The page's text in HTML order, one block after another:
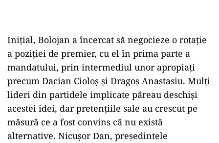
Inițial, Bolojan a încercat să negocieze o rotație
a poziției de premier, cu el în prima parte a
mandatului, prin intermediul unor apropiați
precum Dacian Cioloș și Dragoș Anastasiu. Mulți
lideri din partidele implicate păreau deschiși
acestei idei, dar pretențiile sale au crescut pe
măsură ce a fost convins că nu există
alternative. Nicușor Dan, președintele